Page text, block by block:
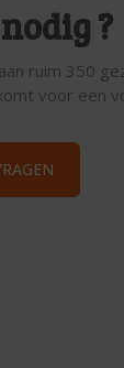
?
ruim 350
voor een